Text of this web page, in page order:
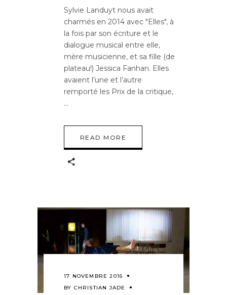
Sylvie Landuyt nous avait
charmés en 2014 avec "Elles", à
la fois par son écriture et le
dialogue musical entre elle,
mère musicienne, et sa fille (de
plateau!) Jessica Fanhan. Elles
avaient l’une et l’autre
remporté les Prix de la critique,
READ MORE
17 NOVEMBRE 2016
BY CHRISTIAN JADE